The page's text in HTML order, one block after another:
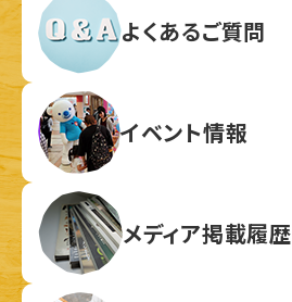
よくあるご質問
イベント情報
メディア掲載履歴